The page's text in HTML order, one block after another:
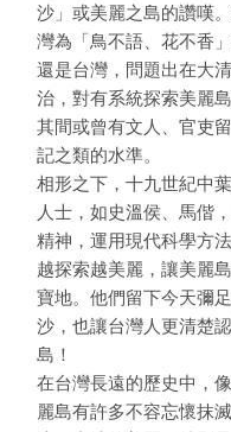
沙」或美麗之島的讚嘆
灣為「鳥不語、花不香
還是台灣，問題出在大
治，對有系統探索美麗
其間或曾有文人、官吏
記之類的水準。
相形之下，十九世紀中
人士，如史溫侯、馬偕
精神，運用現代科學方
越探索越美麗，讓美麗
寶地。他們留下今天彌
沙，也讓台灣人更清楚
島！
在台灣長遠的歷史中，
麗島有許多不容忘懷抹